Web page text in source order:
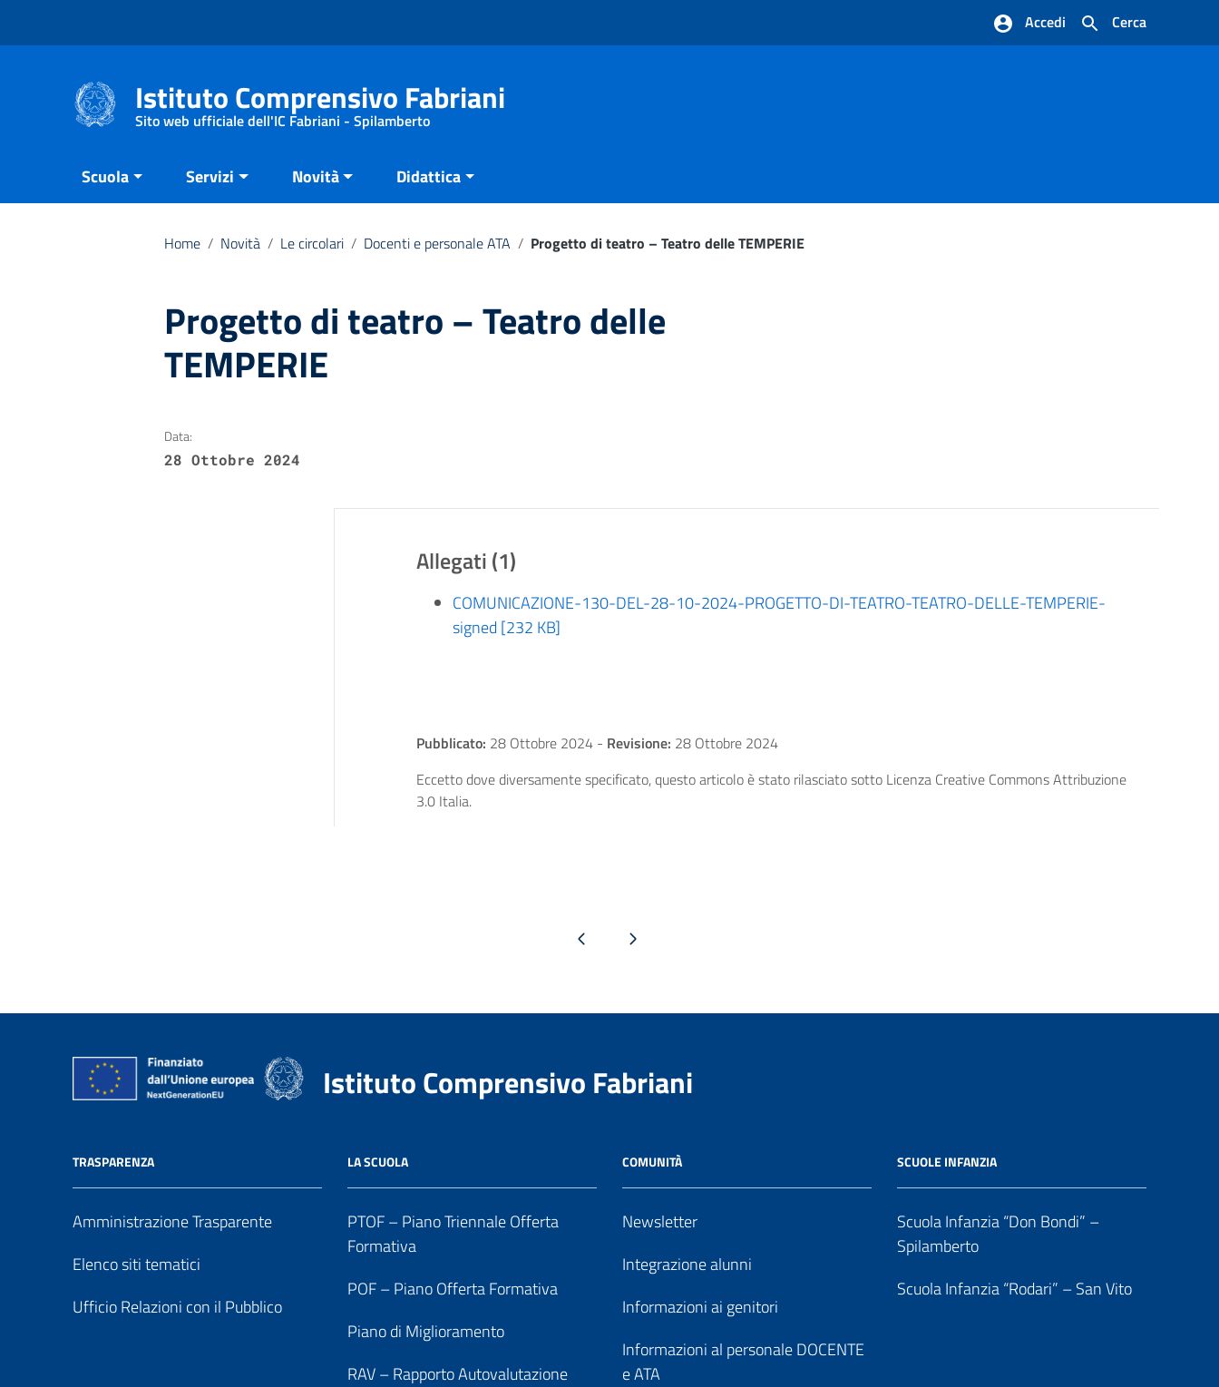
Cerca
Accedi
Istituto Comprensivo Fabriani
Sito web ufficiale dell'IC Fabriani - Spilamberto
Scuola Servizi Novità Didattica
Home / Novità / Le circolari / Docenti e personale ATA / Progetto di teatro – Teatro delle TEMPERIE
Progetto di teatro – Teatro delle
TEMPERIE
Data:
28 Ottobre 2024
Allegati (1)
COMUNICAZIONE-130-DEL-28-10-2024-PROGETTO-DI-TEATRO-TEATRO-DELLE-TEMPERIE-
signed [232 KB]
Pubblicato: 28 Ottobre 2024 - Revisione: 28 Ottobre 2024
Eccetto dove diversamente specificato, questo articolo è stato rilasciato sotto Licenza Creative Commons Attribuzione
3.0 Italia.
Pagina precedentePagina successiva
Istituto Comprensivo Fabriani
TRASPARENZA
Amministrazione Trasparente
Elenco siti tematici
Ufficio Relazioni con il Pubblico
LA SCUOLA
PTOF – Piano Triennale Offerta
Formativa
POF – Piano Offerta Formativa
Piano di Miglioramento
RAV – Rapporto Autovalutazione
COMUNITÀ
Newsletter
Integrazione alunni
Informazioni ai genitori
Informazioni al personale DOCENTE
e ATA
SCUOLE INFANZIA
Scuola Infanzia “Don Bondi” –
Spilamberto
Scuola Infanzia “Rodari” – San Vito